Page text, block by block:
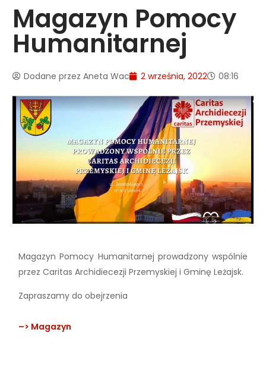
Magazyn Pomocy
Humanitarnej
Dodane przez Aneta Wac 2 września, 2022 08:16
Magazyn Pomocy Humanitarnej prowadzony wspólnie
przez Caritas Archidiecezji Przemyskiej i Gminę Leżajsk.
Zapraszamy do obejrzenia
–> Magazyn